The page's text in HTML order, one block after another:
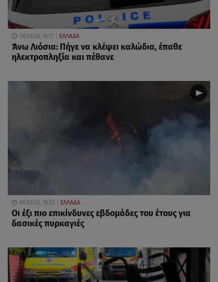
06.08.26, 16:57 ΕΛΛΑΔΑ
Άνω Λιόσια: Πήγε να κλέψει καλώδια, έπαθε
ηλεκτροπληξία και πέθανε
06.08.26, 16:50 ΕΛΛΑΔΑ
Οι έξι πιο επικίνδυνες εβδομάδες του έτους για
δασικές πυρκαγιές